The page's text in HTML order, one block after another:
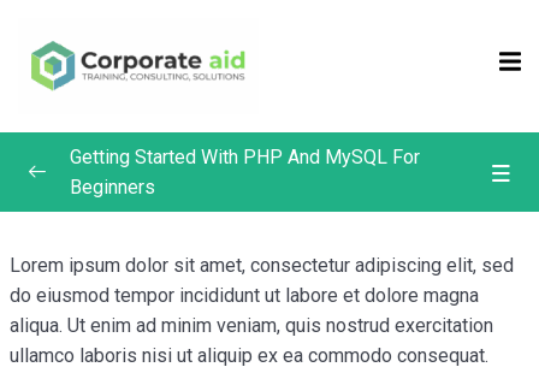
Installation
PHP Syntax
Getting Started With PHP And MySQL For
Beginners
Lorem ipsum dolor sit amet, consectetur adipiscing elit, sed
do eiusmod tempor incididunt ut labore et dolore magna
aliqua. Ut enim ad minim veniam, quis nostrud exercitation
ullamco laboris nisi ut aliquip ex ea commodo consequat.
Sign in
Sign in
Don’t have an account?Sign up